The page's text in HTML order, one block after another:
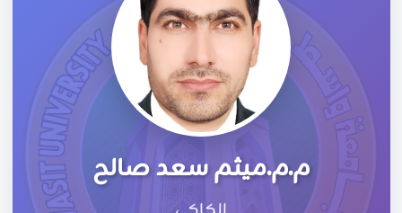
م.م.ميثم سعد صالح